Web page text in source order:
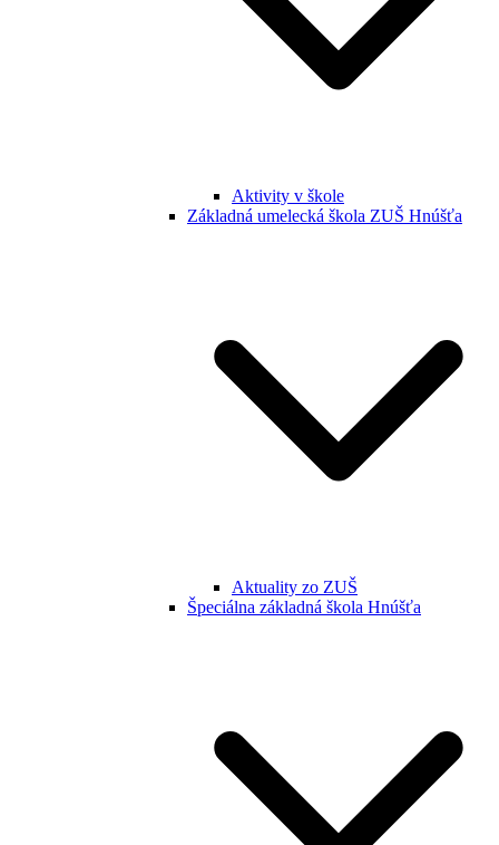
Aktivity v škole
Základná umelecká škola ZUŠ Hnúšťa
Aktuality zo ZUŠ
Špeciálna základná škola Hnúšťa